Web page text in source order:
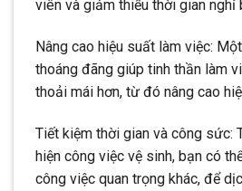
viên và giảm thiểu thời gian nghỉ
Nâng cao hiệu suất làm việc:
thoáng đãng giúp tinh thần làm
thoải mái hơn, từ đó nâng cao
Tiết kiệm thời gian và công sức:
hiện công việc vệ sinh, bạn có
công việc quan trọng khác, để